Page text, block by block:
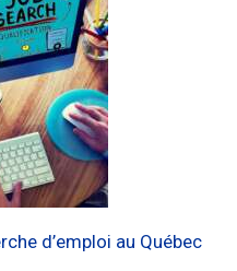
d’emploi au Québec